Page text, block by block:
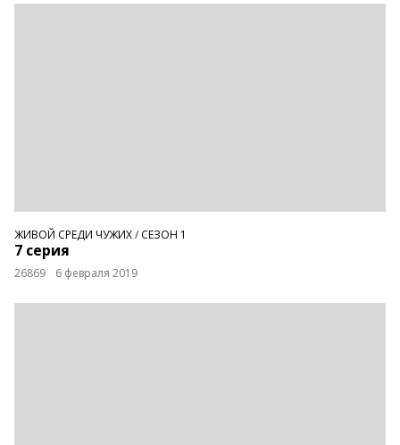
ЖИВОЙ СРЕДИ ЧУЖИХ/ СЕЗОН 1
7 серия
26869 6 февраля 2019